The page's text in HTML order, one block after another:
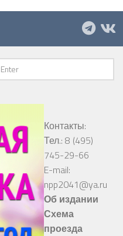
Контакты:
Тел.: 8 (495)
745-29-66
E-mail:
npp2041@ya.ru
Об издании
Схема
проезда